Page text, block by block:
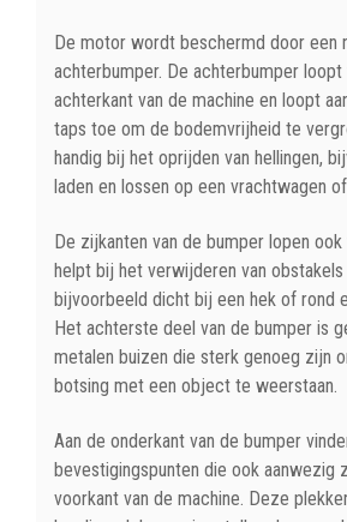
De motor wordt beschermd door een
achterbumper. De achterbumper
achterkant van de machine en loopt
taps toe om de bodemvrijheid te
handig bij het oprijden van hellingen,
laden en lossen op een vrachtwagen
De zijkanten van de bumper lopen
helpt bij het verwijderen van obstakels
bijvoorbeeld dicht bij een hek of rond
Het achterste deel van de bumper is
metalen buizen die sterk genoeg zijn
botsing met een object te weerstaan.
Aan de onderkant van de bumper
bevestigingspunten die ook aanwezig
voorkant van de machine. Deze